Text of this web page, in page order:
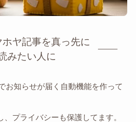
ヤ記事を真っ先に
みたい人に
知らせが届く自動機能を作って
プライバシーも保護してます。